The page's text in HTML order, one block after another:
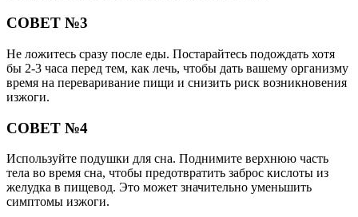
СОВЕТ №3
Не ложитесь сразу после еды. Постарайтесь подождать хотя
бы 2-3 часа перед тем, как лечь, чтобы дать вашему организму
время на переваривание пищи и снизить риск возникновения
изжоги.
СОВЕТ №4
Используйте подушки для сна. Поднимите верхнюю часть
тела во время сна, чтобы предотвратить заброс кислоты из
желудка в пищевод. Это может значительно уменьшить
симптомы изжоги.